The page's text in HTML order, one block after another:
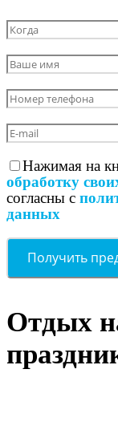
Нажимая на
обработку
согласны с
данных
Отдых